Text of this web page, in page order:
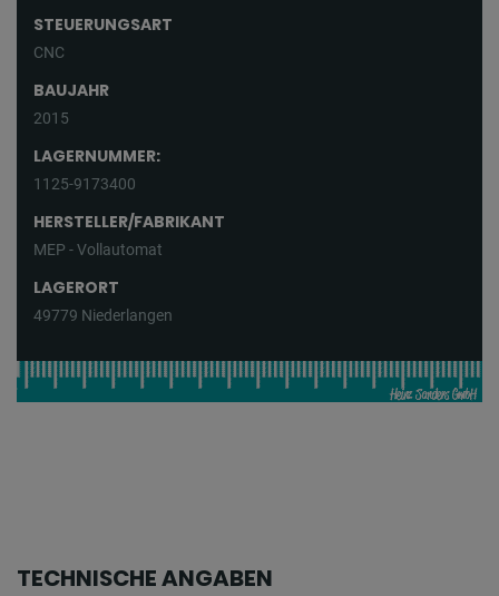
STEUERUNGSART
CNC
BAUJAHR
2015
LAGERNUMMER:
1125-9173400
HERSTELLER/FABRIKANT
MEP - Vollautomat
LAGERORT
49779 Niederlangen
TECHNISCHE ANGABEN